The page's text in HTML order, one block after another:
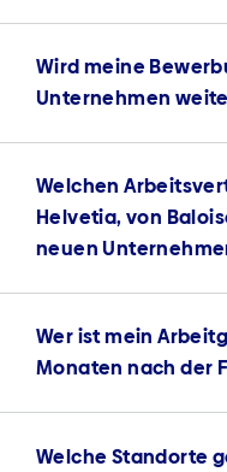
Wird meine
Unternehmen
Welchen
Helvetia, von
neuen
Wer ist mein
Monaten nach der
Welche Standorte